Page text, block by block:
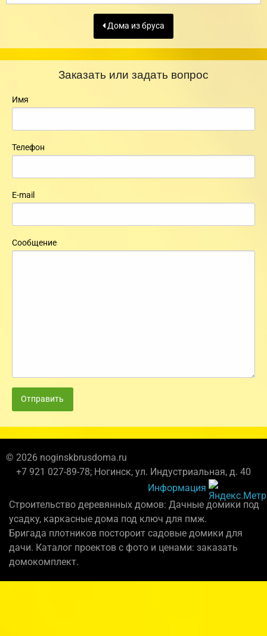
Дома из бруса
Заказать или задать вопрос
Имя
Телефон
E-mail
Сообщение
Отправить
© 2026 noginskbrusdoma.ru
+7 921 027-89-78; Ногинск, ул. Индустриальная, д. 40
Информация
Строительство деревянных домов: Дачные домики под
усадку, каркасные дома под ключ для пмж.
Бригада плотников постороит садовые домики для
дачи. Каталог проектов с фото и ценами: заказать
домокомплект.